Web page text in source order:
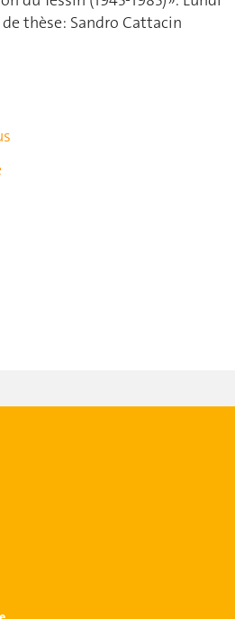
thèse: Sandro Cattacin